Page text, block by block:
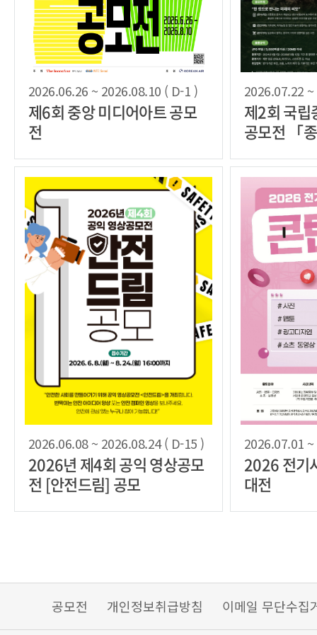
2026.06.26 ~ 2026.08.10 ( D-1 )
제6회 중앙 미디어아트 공모
전
2026.07.22
제2회 국립
공모전 「
2026.06.08 ~ 2026.08.24 ( D-15 )
2026년 제4회 공익 영상공모
전 [안전드림] 공모
2026.07.01
2026 전기
대전
공모전 개인정보취급방침 이메일 무단수집